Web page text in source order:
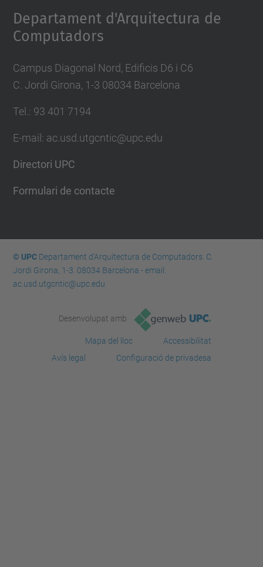
Departament d'Arquitectura de
Computadors
Campus Diagonal Nord, Edificis D6 i C6
C. Jordi Girona, 1-3 08034 Barcelona
Tel.: 93 401 7194
E-mail: ac.usd.utgcntic@upc.edu
Directori UPC
Formulari de contacte
© UPCDepartament d'Arquitectura de Computadors. C.
Jordi Girona, 1-3. 08034 Barcelona - email:
ac.usd.utgcntic@upc.edu
Desenvolupat amb
Mapa del lloc
Accessibilitat
Avís legal
Configuració de privadesa